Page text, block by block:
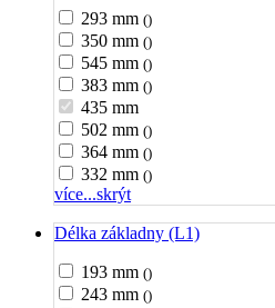
293 mm ()
350 mm ()
545 mm ()
383 mm ()
435 mm
502 mm ()
364 mm ()
332 mm ()
více...skrýt
Délka základny (L1)
193 mm ()
243 mm ()